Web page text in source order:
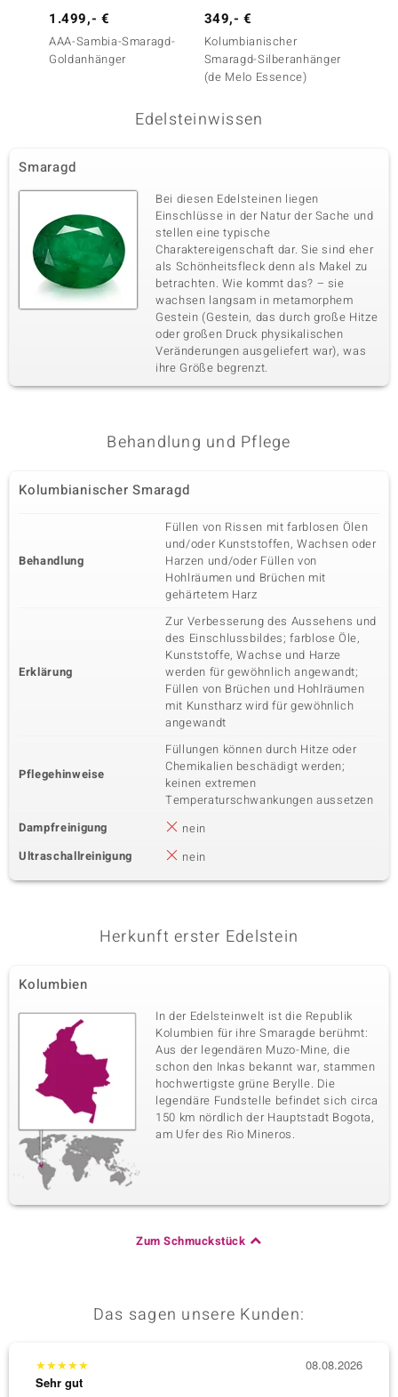
0,549 ct Rundschliff
Fassung
Krappenfassung
Herkunft
Kambodscha
Fünfter Edelstein
Turmalin
0,129 ct Rundschliff
Fassung
Krappenfassung
Herkunft
Madagaskar
Sechster Edelstein
Anzahl und Größe
11 à 1,2 mm
Schliff
Rundschliff
1.499,- €
AAA-Sambia-Smaragd-
Goldanhänger
349,- €
Kolumbianischer
Smaragd-Silberanhänger
(de Melo Essence)
Edelsteinwissen
Smaragd
Bei diesen Edelsteinen liegen
Einschlüsse in der Natur der Sache und
stellen eine typische
Charaktereigenschaft dar. Sie sind eher
als Schönheitsfleck denn als Makel zu
betrachten. Wie kommt das? – sie
wachsen langsam in metamorphem
Gestein (Gestein, das durch große Hitze
oder großen Druck physikalischen
Veränderungen ausgeliefert war), was
ihre Größe begrenzt.
Behandlung und Pflege
Kolumbianischer Smaragd
Behandlung
Füllen von Rissen mit farblosen Ölen
und/oder Kunststoffen, Wachsen oder
Harzen und/oder Füllen von
Hohlräumen und Brüchen mit
gehärtetem Harz
Erklärung
Zur Verbesserung des Aussehens und
des Einschlussbildes; farblose Öle,
Kunststoffe, Wachse und Harze
werden für gewöhnlich angewandt;
Füllen von Brüchen und Hohlräumen
mit Kunstharz wird für gewöhnlich
angewandt
Pflegehinweise
Füllungen können durch Hitze oder
Chemikalien beschädigt werden;
keinen extremen
Temperaturschwankungen aussetzen
Dampfreinigung
nein
Ultraschallreinigung
nein
Herkunft erster Edelstein
Kolumbien
In der Edelsteinwelt ist die Republik
Kolumbien für ihre Smaragde berühmt:
Aus der legendären Muzo-Mine, die
schon den Inkas bekannt war, stammen
hochwertigste grüne Berylle. Die
legendäre Fundstelle befindet sich circa
150 km nördlich der Hauptstadt Bogota,
am Ufer des Rio Mineros.
Zum Schmuckstück
Das sagen unsere Kunden:
★★★★★
Sehr gut
08.08.2026